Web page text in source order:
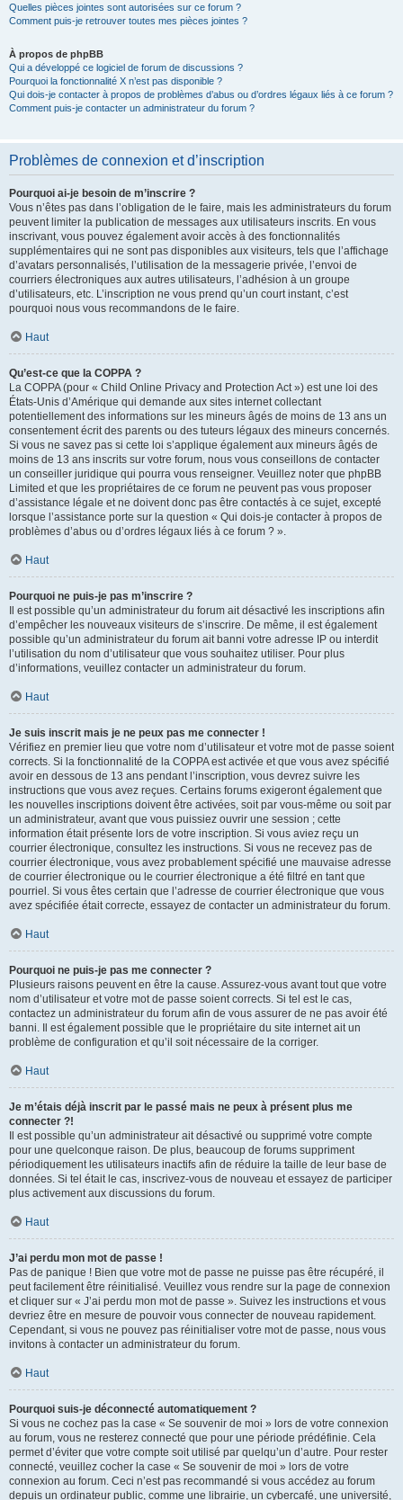
Quelles pièces jointes sont autorisées sur ce forum ?
Comment puis-je retrouver toutes mes pièces jointes ?
À propos de phpBB
Qui a développé ce logiciel de forum de discussions ?
Pourquoi la fonctionnalité X n’est pas disponible ?
Qui dois-je contacter à propos de problèmes d’abus ou d’ordres légaux liés à ce forum ?
Comment puis-je contacter un administrateur du forum ?
Problèmes de connexion et d’inscription
Pourquoi ai-je besoin de m’inscrire ?
Vous n’êtes pas dans l’obligation de le faire, mais les administrateurs du forum
peuvent limiter la publication de messages aux utilisateurs inscrits. En vous
inscrivant, vous pouvez également avoir accès à des fonctionnalités
supplémentaires qui ne sont pas disponibles aux visiteurs, tels que l’affichage
d’avatars personnalisés, l’utilisation de la messagerie privée, l’envoi de
courriers électroniques aux autres utilisateurs, l’adhésion à un groupe
d’utilisateurs, etc. L’inscription ne vous prend qu’un court instant, c’est
pourquoi nous vous recommandons de le faire.
Haut
Qu’est-ce que la COPPA ?
La COPPA (pour « Child Online Privacy and Protection Act ») est une loi des
États-Unis d’Amérique qui demande aux sites internet collectant
potentiellement des informations sur les mineurs âgés de moins de 13 ans un
consentement écrit des parents ou des tuteurs légaux des mineurs concernés.
Si vous ne savez pas si cette loi s’applique également aux mineurs âgés de
moins de 13 ans inscrits sur votre forum, nous vous conseillons de contacter
un conseiller juridique qui pourra vous renseigner. Veuillez noter que phpBB
Limited et que les propriétaires de ce forum ne peuvent pas vous proposer
d’assistance légale et ne doivent donc pas être contactés à ce sujet, excepté
lorsque l’assistance porte sur la question « Qui dois-je contacter à propos de
problèmes d’abus ou d’ordres légaux liés à ce forum ? ».
Haut
Pourquoi ne puis-je pas m’inscrire ?
Il est possible qu’un administrateur du forum ait désactivé les inscriptions afin
d’empêcher les nouveaux visiteurs de s’inscrire. De même, il est également
possible qu’un administrateur du forum ait banni votre adresse IP ou interdit
l’utilisation du nom d’utilisateur que vous souhaitez utiliser. Pour plus
d’informations, veuillez contacter un administrateur du forum.
Haut
Je suis inscrit mais je ne peux pas me connecter !
Vérifiez en premier lieu que votre nom d’utilisateur et votre mot de passe soient
corrects. Si la fonctionnalité de la COPPA est activée et que vous avez spécifié
avoir en dessous de 13 ans pendant l’inscription, vous devrez suivre les
instructions que vous avez reçues. Certains forums exigeront également que
les nouvelles inscriptions doivent être activées, soit par vous-même ou soit par
un administrateur, avant que vous puissiez ouvrir une session ; cette
information était présente lors de votre inscription. Si vous aviez reçu un
courrier électronique, consultez les instructions. Si vous ne recevez pas de
courrier électronique, vous avez probablement spécifié une mauvaise adresse
de courrier électronique ou le courrier électronique a été filtré en tant que
pourriel. Si vous êtes certain que l’adresse de courrier électronique que vous
avez spécifiée était correcte, essayez de contacter un administrateur du forum.
Haut
Pourquoi ne puis-je pas me connecter ?
Plusieurs raisons peuvent en être la cause. Assurez-vous avant tout que votre
nom d’utilisateur et votre mot de passe soient corrects. Si tel est le cas,
contactez un administrateur du forum afin de vous assurer de ne pas avoir été
banni. Il est également possible que le propriétaire du site internet ait un
problème de configuration et qu’il soit nécessaire de la corriger.
Haut
Je m’étais déjà inscrit par le passé mais ne peux à présent plus me
connecter ?!
Il est possible qu’un administrateur ait désactivé ou supprimé votre compte
pour une quelconque raison. De plus, beaucoup de forums suppriment
périodiquement les utilisateurs inactifs afin de réduire la taille de leur base de
données. Si tel était le cas, inscrivez-vous de nouveau et essayez de participer
plus activement aux discussions du forum.
Haut
J’ai perdu mon mot de passe !
Pas de panique ! Bien que votre mot de passe ne puisse pas être récupéré, il
peut facilement être réinitialisé. Veuillez vous rendre sur la page de connexion
et cliquer sur « J’ai perdu mon mot de passe ». Suivez les instructions et vous
devriez être en mesure de pouvoir vous connecter de nouveau rapidement.
Cependant, si vous ne pouvez pas réinitialiser votre mot de passe, nous vous
invitons à contacter un administrateur du forum.
Haut
Pourquoi suis-je déconnecté automatiquement ?
Si vous ne cochez pas la case « Se souvenir de moi » lors de votre connexion
au forum, vous ne resterez connecté que pour une période prédéfinie. Cela
permet d’éviter que votre compte soit utilisé par quelqu’un d’autre. Pour rester
connecté, veuillez cocher la case « Se souvenir de moi » lors de votre
connexion au forum. Ceci n’est pas recommandé si vous accédez au forum
depuis un ordinateur public, comme une librairie, un cybercafé, une université,